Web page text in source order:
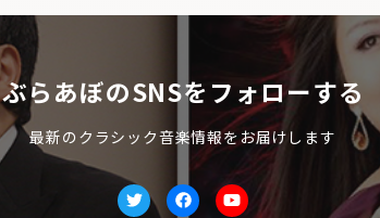
ぶらあぼのSNSをフォローする
最新のクラシック音楽情報をお届けします